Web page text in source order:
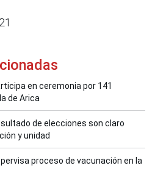
en ceremonia por 141
de Arica
de elecciones son claro
y unidad
proceso de vacunación en la